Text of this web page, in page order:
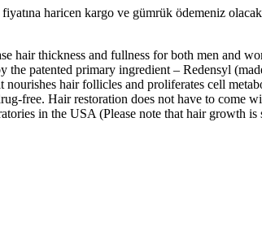
haricen kargo ve gümrük ödemeniz
thickness and fullness for both men and
patented primary ingredient – Redensyl
hair follicles and proliferates cell
Hair restoration does not have to come
in the USA (Please note that hair growth is